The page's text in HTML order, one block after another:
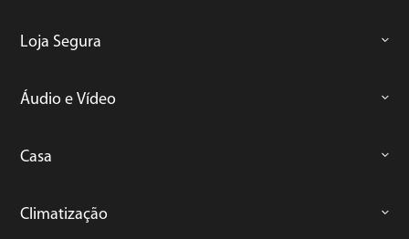
Loja Segura
Áudio e Vídeo
Casa
Climatização